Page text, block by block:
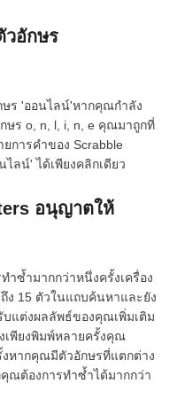
วอักษร
ร 'ออนไลน์'หากคุณกำลัง
ษร o, n, l, i, n, e คุณมาถูกที่
ยการคำของ Scrabble
ลน์' ได้เพียงคลิกเดียว
อนุญาตให้
ซ้ำมากกว่าหนึ่งครั้งเครื่อง
15 ตัวในแถบค้นหาและยัง
บแต่งผลลัพธ์ของคุณเพิ่มเติม
เพียงพิมพ์หลายครั้งคุณ
หากคุณมีตัวอักษรที่แตกต่าง
ณต้องการทำซ้ำได้มากกว่า